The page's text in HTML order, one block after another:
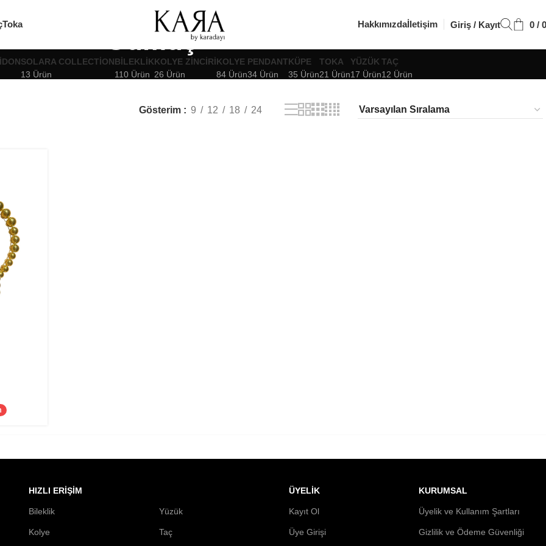
Toka Hakkımızdaİletişim Giriş / Kayıt 0 / 0
Gümüş
SOLARA COLLECTION
13 Ürün
BILEKLIK
110 Ürün
KOLYE ZINCIRI
26 Ürün
KOLYE
84 Ürün
PENDANT
34 Ürün
KÜPE
35 Ürün
TOKA
21 Ürün
YÜZÜK
17 Ürün
TAÇ
12 Ürün
Gösterim 9 12 18 24
HIZLI ERIŞIM
Bileklik
Kolye
Yüzük
Taç
ÜYELİK
Kayıt Ol
Üye Girişi
KURUMSAL
Üyelik ve Kullanım Şartları
Gizlilik ve Ödeme Güvenliği